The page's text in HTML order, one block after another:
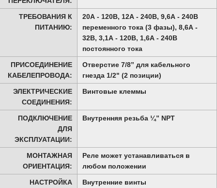
ТРЕБОВАНИЯ К
ПИТАНИЮ:
20А - 120В, 12А - 240В, 9,6А - 240В
переменного тока (3 фазы), 8,6А -
32В, 3,1А - 120В, 1,6А - 240В
постоянного тока
ПРИСОЕДИНЕНИЕ
КАБЕЛЕПРОВОДА:
Отверстие 7/8” для кабельного
гнезда 1/2" (2 позиции)
ЭЛЕКТРИЧЕСКИЕ
СОЕДИНЕНИЯ:
Винтовые клеммы
ПОДКЛЮЧЕНИЕ
ДЛЯ
ЭКСПЛУАТАЦИИ:
Внутренняя резьба ¼” NPT
МОНТАЖНАЯ
ОРИЕНТАЦИЯ:
Реле может устанавливаться в
любом положении
НАСТРОЙКА
Внутренние винты